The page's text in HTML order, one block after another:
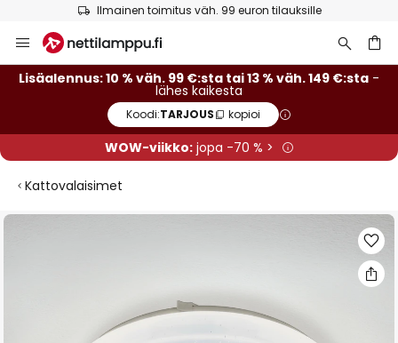
Ilmainen toimitus väh. 99 euron tilauksille
to
Content
Lisäalennus: 10 % väh. 99 €:sta tai 13 % väh. 149 €:sta -
lähes kaikesta
Koodi:TARJOUS kopioi
WOW-viikko:jopa -70 % >
Kattovalaisimet
Skip